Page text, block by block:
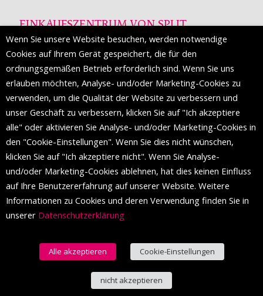
EINKAUFSZENTRUM VON SPLIT
Die Mall of Split
ist ein prestigeträchtiges Einkaufsziel mit
etwa 200 Einzelhandelsmarken und einer Reihe von
Weltmodemarken, die zum ersten Mal in Split erscheinen.
FOLGEN SIE UNS
© 2016 Einkaufszentrum von Split. Alle Rechte vorbehalten.
Wenn Sie unsere Website besuchen, werden notwendige
Cookies auf Ihrem Gerät gespeichert, die für den
ordnungsgemäßen Betrieb erforderlich sind. Wenn Sie uns
erlauben möchten, Analyse- und/oder Marketing-Cookies zu
verwenden, um die Qualität der Website zu verbessern und
unser Geschäft zu verbessern, klicken Sie auf "Ich akzeptiere
alle" oder aktivieren Sie Analyse- und/oder Marketing-Cookies in
den "Cookie-Einstellungen". Wenn Sie dies nicht wünschen,
klicken Sie auf "Ich akzeptiere nicht". Wenn Sie Analyse-
und/oder Marketing-Cookies ablehnen, hat dies keinen Einfluss
auf Ihre Benutzererfahrung auf unserer Website. Weitere
Informationen zu Cookies und deren Verwendung finden Sie in
unserer Datenschutzerklärung
Alle akzeptieren Cookie-Einstellungen
nicht akzeptieren